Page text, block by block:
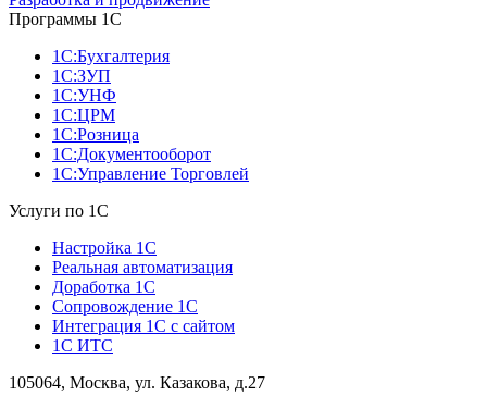
Программы 1С
1С:Бухгалтерия
1С:ЗУП
1С:УНФ
1С:ЦРМ
1С:Розница
1С:Документооборот
1С:Управление Торговлей
Услуги по 1С
Настройка 1С
Реальная автоматизация
Доработка 1С
Сопровождение 1С
Интеграция 1С с сайтом
1С ИТС
105064, Москва, ул. Казакова, д.27